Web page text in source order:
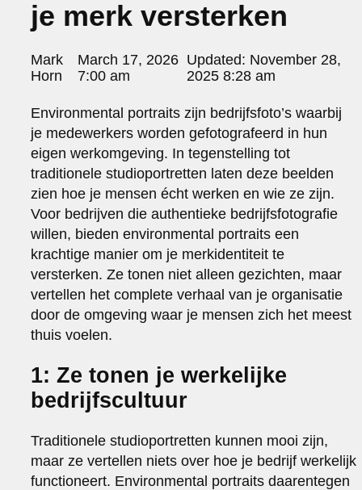
portraits 2
portraits 3
sanoma view 2014 – annual report
het zuiderlicht
thomas van luyn
various
parool christmas special
editorial
travel
commercial
fashion
contact
info@markhorn.nl
+31650600601
about
je merk versterken
Posted
by:
Mark
Horn
March 17, 2026
7:00 am
Updated: November 28,
2025 8:28 am
Environmental portraits zijn bedrijfsfoto’s waarbij
je medewerkers worden gefotografeerd in hun
eigen werkomgeving. In tegenstelling tot
traditionele studioportretten laten deze beelden
zien hoe je mensen écht werken en wie ze zijn.
Voor bedrijven die authentieke bedrijfsfotografie
willen, bieden environmental portraits een
krachtige manier om je merkidentiteit te
versterken. Ze tonen niet alleen gezichten, maar
vertellen het complete verhaal van je organisatie
door de omgeving waar je mensen zich het meest
thuis voelen.
1: Ze tonen je werkelijke
bedrijfscultuur
Traditionele studioportretten kunnen mooi zijn,
maar ze vertellen niets over hoe je bedrijf werkelijk
functioneert. Environmental portraits daarentegen